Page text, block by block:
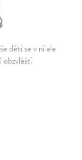
děti se v ní ale